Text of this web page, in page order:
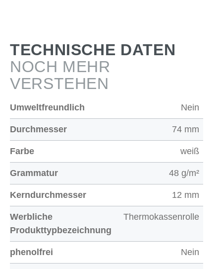
TECHNISCHE DATEN
NOCH MEHR
VERSTEHEN
Umweltfreundlich Nein
Durchmesser 74 mm
Farbe weiß
Grammatur 48 g/m²
Kerndurchmesser 12 mm
Werbliche
Produkttypbezeichnung
Thermokassenrolle
phenolfrei Nein